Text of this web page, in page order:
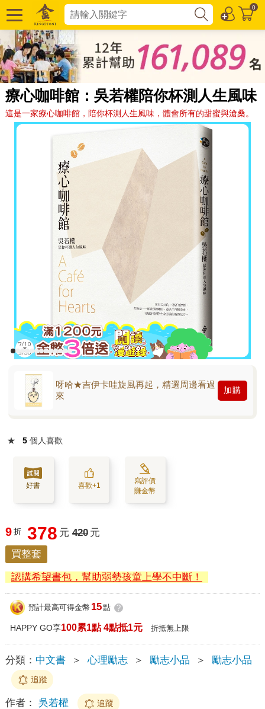
0
療心咖啡館：吳若權陪你杯測人生風味
這是一家療心咖啡館，陪你杯測人生風味，體會所有的甜蜜與滄桑。
呀哈★吉伊卡哇旋風再起，精選周邊看過
來
加購
★ 5 個人喜歡
好書 喜歡+1
寫評價
賺金幣
9 折 378 元 420 元
買整套
認購希望書包，幫助弱勢孩童上學不中斷！
預計最高可得金幣 15點 ?
HAPPY GO享100累1點 4點抵1元 折抵無上限
分類： 中文書 ＞ 心理勵志 ＞ 勵志小品 ＞ 勵志小品
追蹤
作者： 吳若權 追蹤